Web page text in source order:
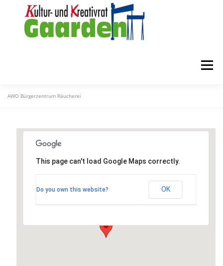
Menü
MITGLIEDER
AWO Bürgerzentrum Räucherei
Preetzer Straße 35 - Kiel
Veranstaltungen
This page can't load Google Maps correctly.
Do you own this website? OK